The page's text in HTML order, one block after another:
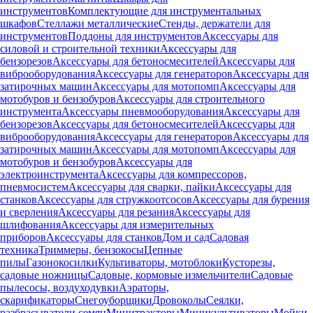
инструментовКомплектующие для инструментальных
шкафовСтеллажи металлическиеСтенды, держатели для
инструментовПоддоны для инструментовАксессуары для
силовой и строительной техникиАксессуары для
бензорезовАксессуары для бетоносмесителейАксессуары для
виброоборудованияАксессуары для генераторовАксессуары для
затирочных машинАксессуары для мотопомпАксессуары для
мотобуров и бензобуровАксессуары для строительного
инструментаАксессуары пневмооборудованияАксессуары для
бензорезовАксессуары для бетоносмесителейАксессуары для
виброоборудованияАксессуары для генераторовАксессуары для
затирочных машинАксессуары для мотопомпАксессуары для
мотобуров и бензобуровАксессуары для
электроинструментаАксессуары для компрессоров,
пневмосистемАксессуары для сварки, пайкиАксессуары для
станковАксессуары для стружкоотсосовАксессуары для бурения
и сверленияАксессуары для резанияАксессуары для
шлифованияАксессуары для измерительных
приборовАксессуары для станковДом и садСадовая
техникаТриммеры, бензокосыЦепные
пилыГазонокосилкиКультиваторы, мотоблокиКусторезы,
садовые ножницыСадовые, кормовые измельчителиСадовые
пылесосы, воздуходувкиАэраторы,
скарификаторыСнегоуборщикиДровоколыСеялки,